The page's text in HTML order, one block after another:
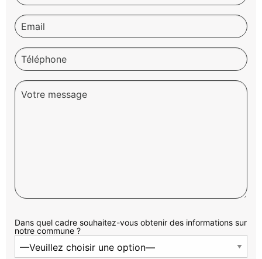
Dans quel cadre souhaitez-vous obtenir des informations sur
notre commune ?